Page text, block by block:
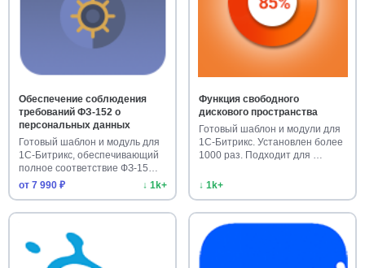
Обеспечение соблюдения
требований ФЗ-152 о
персональных данных
Готовый шаблон и модуль для
1С-Битрикс, обеспечивающий
полное соответствие ФЗ-15…
от 7 990 ₽
↓ 1k+
Функция свободного
дискового пространства
Готовый шаблон и модули для
1С-Битрикс. Установлен более
1000 раз. Подходит для …
↓ 1k+